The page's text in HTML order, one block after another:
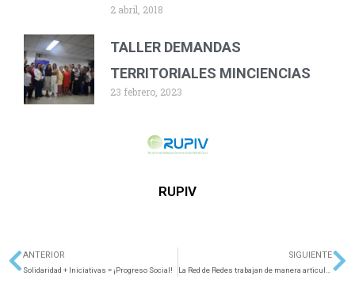
RUPIV
2 abril, 2018
TALLER DEMANDAS
TERRITORIALES MINCIENCIAS
23 febrero, 2023
Ant
ANTERIOR
Solidaridad + Iniciativas = ¡Progreso Social!
SIGUIENTE